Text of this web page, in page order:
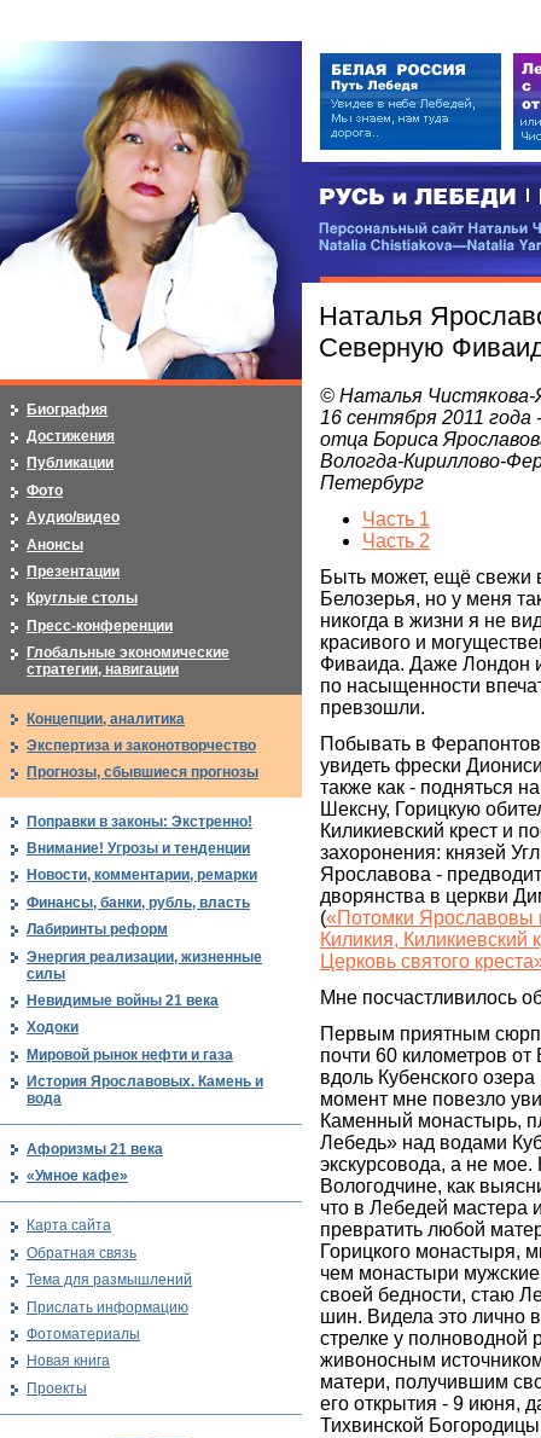
РУСЬ и ЛЕБЕДИ | RUSI —
Персональный сайт Натальи
Наталья
Северную
© Наталья Чистякова-
16 сентября 2011
отца Бориса
Вологда-Кириллово-
Петербург
Часть 1
Часть 2
Быть может, ещё свежи
Белозерья, но у меня
никогда в жизни я не
красивого и
Фиваида. Даже Лондон
по насыщенности
превзошли.
Побывать в
увидеть фрески
также как - подняться
Шексну, Горицкую
Киликиевский крест и
захоронения: князей
Ярославова -
дворянства в церкви
(«Потомки Ярославовы
Киликия, Киликиевский
Церковь святого
Мне посчастливилось
Первым приятным
почти 60 километров
вдоль Кубенского
момент мне повезло
Каменный монастырь,
Лебедь» над водами
экскурсовода, а не мое.
Вологодчине, как
что в Лебедей мастера
превратить любой
Горицкого монастыря,
чем монастыри
своей бедности, стаю
шин. Видела это лично
стрелке у полноводной
живоносным
матери, получившим
его открытия - 9 июня,
Тихвинской
Биография
Достижения
Публикации
Фото
Аудио/видео
Анонсы
Презентации
Круглые столы
Пресс-конференции
Глобальные экономические
стратегии, навигации
Концепции, аналитика
Экспертиза и законотворчество
Прогнозы, сбывшиеся прогнозы
Поправки в законы: Экстренно!
Внимание! Угрозы и тенденции
Новости, комментарии, ремарки
Финансы, банки, рубль, власть
Лабиринты реформ
Энергия реализации, жизненные
силы
Невидимые войны 21 века
Ходоки
Мировой рынок нефти и газа
История Ярославовых. Камень и
вода
Афоризмы 21 века
«Умное кафе»
Карта сайта
Обратная связь
Тема для размышлений
Прислать информацию
Фотоматериалы
Новая книга
Проекты